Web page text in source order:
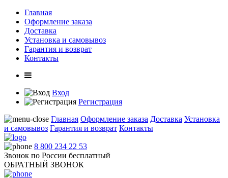
Главная
Оформление заказа
Доставка
Установка и самовывоз
Гарантия и возврат
Контакты
Вход
Регистрация
Главная Оформление заказа Доставка Установка
и самовывоз Гарантия и возврат Контакты
8 800 234 22 53
Звонок по России бесплатный
ОБРАТНЫЙ ЗВОНОК